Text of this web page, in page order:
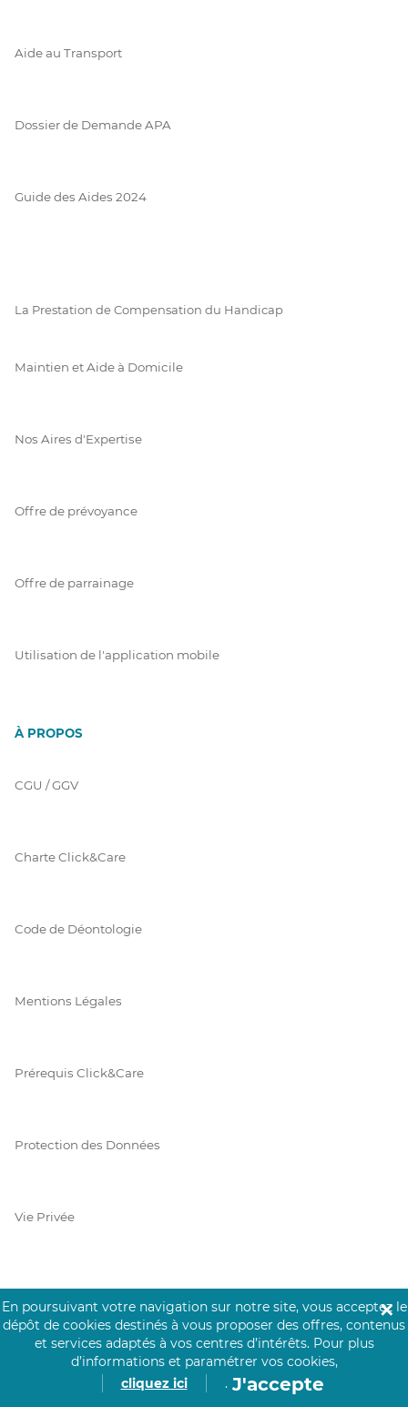
Aide au Transport
Dossier de Demande APA
Guide des Aides 2024
La Prestation de Compensation du Handicap
Maintien et Aide à Domicile
Nos Aires d'Expertise
Offre de prévoyance
Offre de parrainage
Utilisation de l'application mobile
À PROPOS
CGU / GGV
Charte Click&Care
Code de Déontologie
Mentions Légales
Prérequis Click&Care
Protection des Données
Vie Privée
PAIEMENT SÉCURISÉ
La collecte de vos informations de carte bancaire est cryptée
et assurée par Mangopay, société dûment agréée auprès de la
Banque de France.
En poursuivant votre navigation sur notre site, vous acceptez le
dépôt de cookies destinés à vous proposer des offres, contenus
et services adaptés à vos centres d’intérêts. Pour plus
d’informations et paramétrer vos cookies,
cliquez ici
. J'accepte
✕